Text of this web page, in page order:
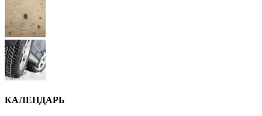
КАЛЕНДАРЬ